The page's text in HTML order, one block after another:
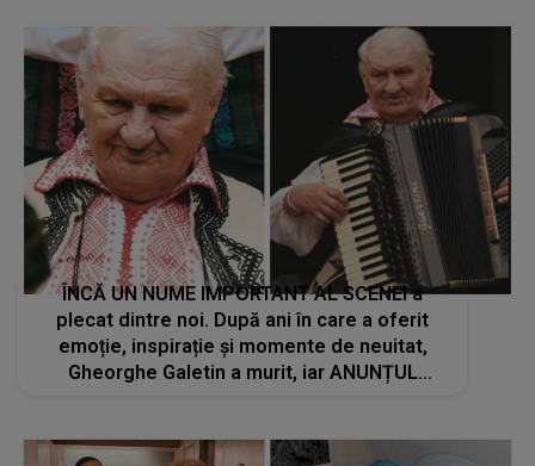
ÎNCĂ UN NUME IMPORTANT AL SCENEI a
plecat dintre noi. După ani în care a oferit
emoție, inspirație și momente de neuitat,
Gheorghe Galetin a murit, iar ANUNȚUL